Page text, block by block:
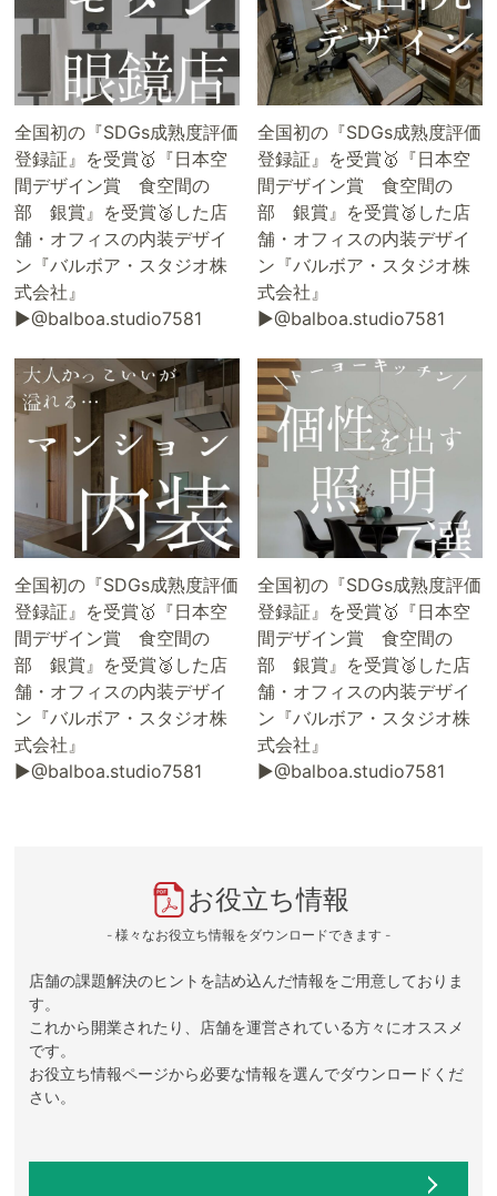
全国初の『SDGs成熟度評価
登録証』を受賞🥇『日本空
間デザイン賞 食空間の
部 銀賞』を受賞🥈した店
舗・オフィスの内装デザイ
ン『バルボア・スタジオ株
式会社』
▶@balboa.studio7581
全国初の『SDGs成熟度評価
登録証』を受賞🥇『日本空
間デザイン賞 食空間の
部 銀賞』を受賞🥈した店
舗・オフィスの内装デザイ
ン『バルボア・スタジオ株
式会社』
▶@balboa.studio7581
全国初の『SDGs成熟度評価
登録証』を受賞🥇『日本空
間デザイン賞 食空間の
部 銀賞』を受賞🥈した店
舗・オフィスの内装デザイ
ン『バルボア・スタジオ株
式会社』
▶@balboa.studio7581
全国初の『SDGs成熟度評価
登録証』を受賞🥇『日本空
間デザイン賞 食空間の
部 銀賞』を受賞🥈した店
舗・オフィスの内装デザイ
ン『バルボア・スタジオ株
式会社』
▶@balboa.studio7581
お役立ち情報
- 様々なお役立ち情報をダウンロードできます -
店舗の課題解決のヒントを詰め込んだ情報をご用意しておりま
す。
これから開業されたり、店舗を運営されている方々にオススメ
です。
お役立ち情報ページから必要な情報を選んでダウンロードくだ
さい。